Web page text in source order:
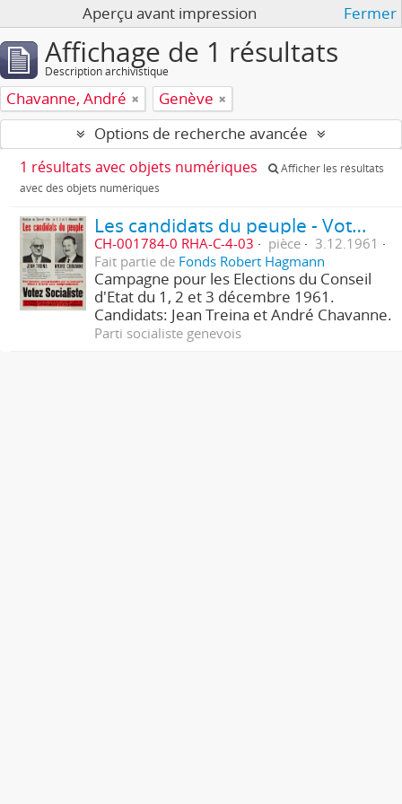
Aperçu avant impression Fermer
Affichage de 1 résultats
Description archivistique
Chavanne, André
Genève
Options de recherche avancée
1 résultats avec objets numériques
Afficher les résultats
avec des objets numériques
Les candidats du peuple - Votez Socialiste
CH-001784-0 RHA-C-4-03 pièce
3.12.1961
Fait partie de Fonds Robert Hagmann
Campagne pour les Elections du Conseil
d'Etat du 1, 2 et 3 décembre 1961.
Candidats: Jean Treina et André Chavanne.
Parti socialiste genevois